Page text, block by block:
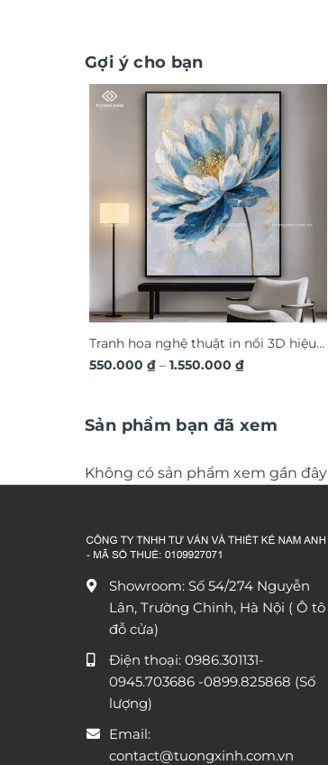
Gợi ý cho bạn
Tranh hoa nghệ thuật in nổi 3D hiệu
ứng dát vàng sang trọng TM011
550.000₫ – 1.550.000₫Khoảng
1.550.000 ₫
Sản phẩm bạn đã xem
Không có sản phẩm xem gần đây
Showroom: Số 54/274 Nguyễn
Lân, Trường Chinh, Hà Nội ( Ô tô
đỗ cửa)
Điện thoại: 0986.301131-
0945.703686 -0899.825868 (Số
lượng)
Email:
contact@tuongxinh.com.vn